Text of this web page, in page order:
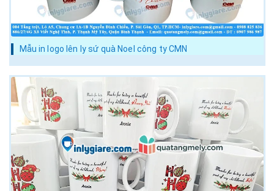
Mẫu in logo lên ly sứ quà Noel công ty CMN